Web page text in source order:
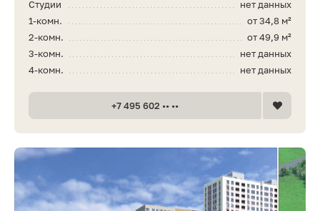
нет данных
Студии
от 34,8 м²
1-комн.
от 49,9 м²
2-комн.
нет данных
3-комн.
нет данных
4-комн.
+7 495 602 •• ••